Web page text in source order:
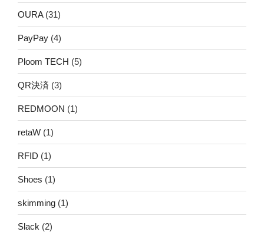
OURA(31)
PayPay (4)
Ploom TECH (5)
QR決済 (3)
REDMOON (1)
retaW (1)
RFID (1)
Shoes (1)
skimming (1)
Slack (2)